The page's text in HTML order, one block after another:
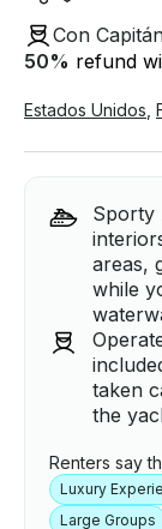
Con
50% refund
Estados Unidos
Sporty
areas,
while
taken
the
Renters say
Luxury
Large Groups